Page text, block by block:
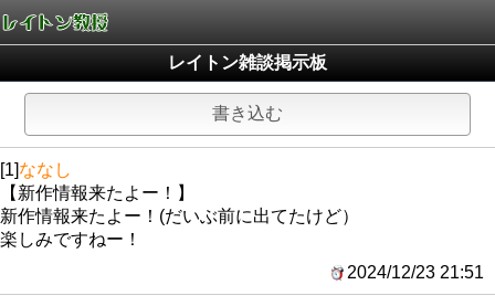
レイトン雑談掲示板
書き込む
[1]ななし
【新作情報来たよー！】
新作情報来たよー！(だいぶ前に出てたけど）
楽しみですねー！
2024/12/23 21:51